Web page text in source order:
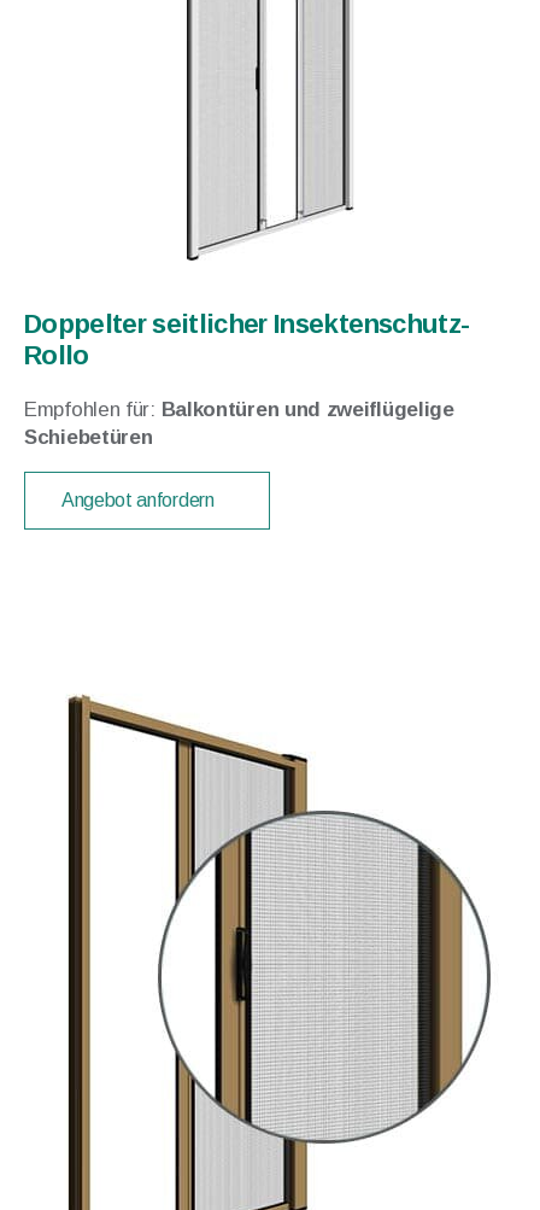
Doppelter seitlicher Insektenschutz-
Rollo
Empfohlen für: Balkontüren und zweiflügelige
Schiebetüren
Angebot anfordern